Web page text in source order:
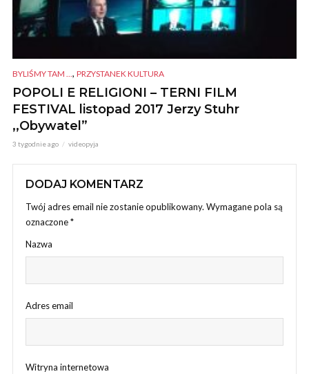
BYLIŚMY TAM ..., PRZYSTANEK KULTURA
POPOLI E RELIGIONI – TERNI FILM
FESTIVAL listopad 2017 Jerzy Stuhr
,,Obywatel”
3 tygodnie ago videopyja
DODAJ KOMENTARZ
Twój adres email nie zostanie opublikowany. Wymagane pola są
oznaczone*
Nazwa
Adres email
Witryna internetowa